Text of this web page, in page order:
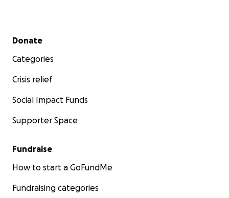
Secondary menu
Donate
Categories
Crisis relief
Social Impact Funds
Supporter Space
Fundraise
How to start a GoFundMe
Fundraising categories